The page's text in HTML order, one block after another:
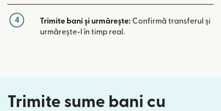
4 Trimite bani și urmărește: Confirmă transferul și
urmărește-l în timp real.
Trimite sume bani cu